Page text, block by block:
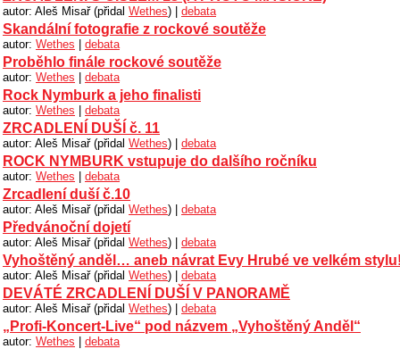
autor: Aleš Misař (přidal Wethes) | debata
Skandální fotografie z rockové soutěže
autor: Wethes | debata
Proběhlo finále rockové soutěže
autor: Wethes | debata
Rock Nymburk a jeho finalisti
autor: Wethes | debata
ZRCADLENÍ DUŠÍ č. 11
autor: Aleš Misař (přidal Wethes) | debata
ROCK NYMBURK vstupuje do dalšího ročníku
autor: Wethes | debata
Zrcadlení duší č.10
autor: Aleš Misař (přidal Wethes) | debata
Předvánoční dojetí
autor: Aleš Misař (přidal Wethes) | debata
Vyhoštěný anděl… aneb návrat Evy Hrubé ve velkém
autor: Aleš Misař (přidal Wethes) | debata
DEVÁTÉ ZRCADLENÍ DUŠÍ V PANORAMĚ
autor: Aleš Misař (přidal Wethes) | debata
„Profi-Koncert-Live“ pod názvem „Vyhoštěný Anděl“
autor: Wethes | debata